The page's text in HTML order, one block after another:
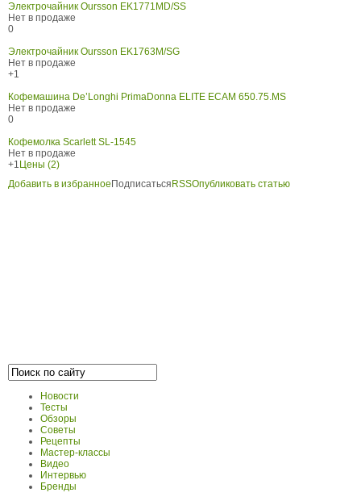
Электрочайник Oursson EK1771MD/SS
Нет в продаже
0
Электрочайник Oursson EK1763M/SG
Нет в продаже
+1
Кофемашина De’Longhi PrimaDonna ELITE ECAM 650.75.MS
Нет в продаже
0
Кофемолка Scarlett SL-1545
Нет в продаже
+1 Цены (2)
Добавить в избранное Подписаться RSSОпубликовать статью
Новости
Тесты
Обзоры
Советы
Рецепты
Мастер-классы
Видео
Интервью
Бренды